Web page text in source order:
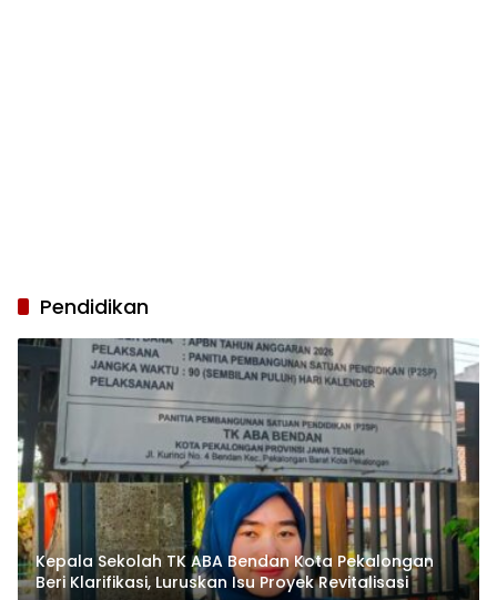
Pendidikan
Kepala Sekolah TK ABA Bendan Kota Pekalongan
Beri Klarifikasi, Luruskan Isu Proyek Revitalisasi